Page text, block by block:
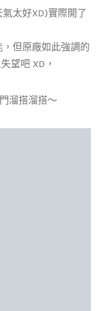
太好XD)實際開了
，但原廠如此強調的
望吧 XD，
溜搭溜搭～